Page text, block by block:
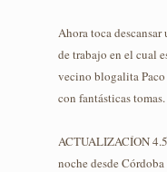
Ahora toca
de trabajo en el cual
vecino blogalita Paco
con fantásticas tomas.
ACTUALIZACÍON
noche desde Córdoba